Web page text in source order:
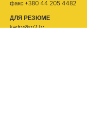
факс +380 44 205 4482
ДЛЯ РЕЗЮМЕ
kadry@m2.tv